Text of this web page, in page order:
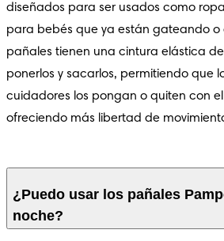
diseñados para ser usados como
para bebés que ya están gateando o
pañales tienen una cintura elástica
ponerlos y sacarlos, permitiendo que
cuidadores los pongan o quiten con
ofreciendo más libertad de
¿Puedo usar los pañales
noche?